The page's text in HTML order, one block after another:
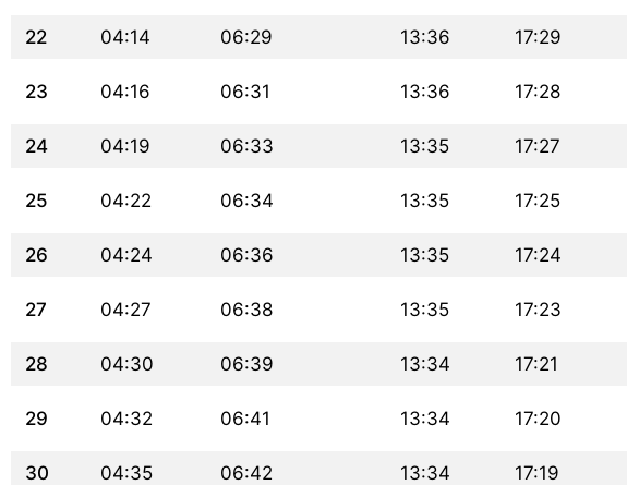
22 04:14 06:29 13:36 17:29
23 04:16 06:31 13:36 17:28
24 04:19 06:33 13:35 17:27
25 04:22 06:34 13:35 17:25
26 04:24 06:36 13:35 17:24
27 04:27 06:38 13:35 17:23
28 04:30 06:39 13:34 17:21
29 04:32 06:41 13:34 17:20
30 04:35 06:42 13:34 17:19